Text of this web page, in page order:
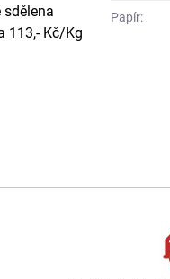
113,- Kč/Kg
Papír: